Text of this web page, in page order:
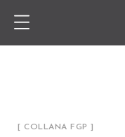
[ COLLANA FGP ]